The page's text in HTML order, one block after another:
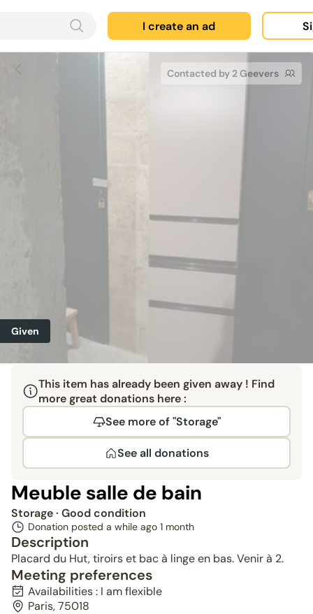
I create an ad
Contacted by 2 Geevers
Given
This item has already been given away ! Find
more great donations here :
See more of "Storage"
See all donations
Meuble salle de bain
Storage· Good condition
Donation posted a while ago 1 month
Description
Placard du Hut, tiroirs et bac à linge en bas. Venir à 2.
Meeting preferences
Availabilities : I am flexible
Paris, 75018